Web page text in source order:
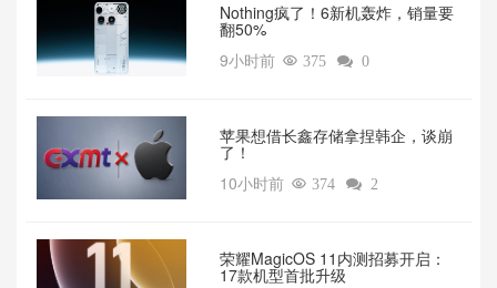
‌Nothing疯了！6新机轰炸，销量要
翻50%‌
9小时前  375  0
苹果想借长鑫存储拿捏韩企，谈崩
了！
10小时前  374  2
荣耀MagicOS 11内测招募开启：
17款机型首批升级